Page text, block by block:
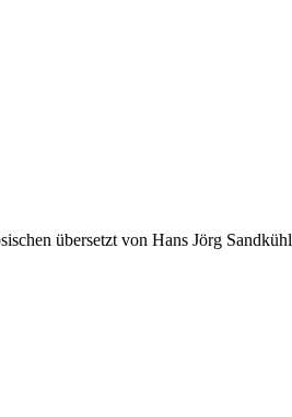
übersetzt von Hans Jörg